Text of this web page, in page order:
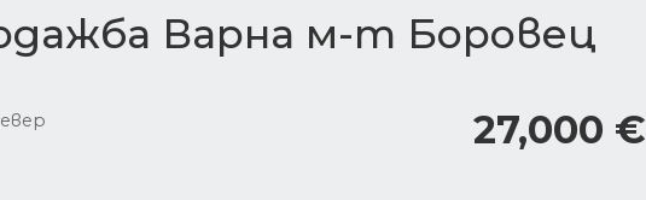
Варна м-т Боровец
27,000 €